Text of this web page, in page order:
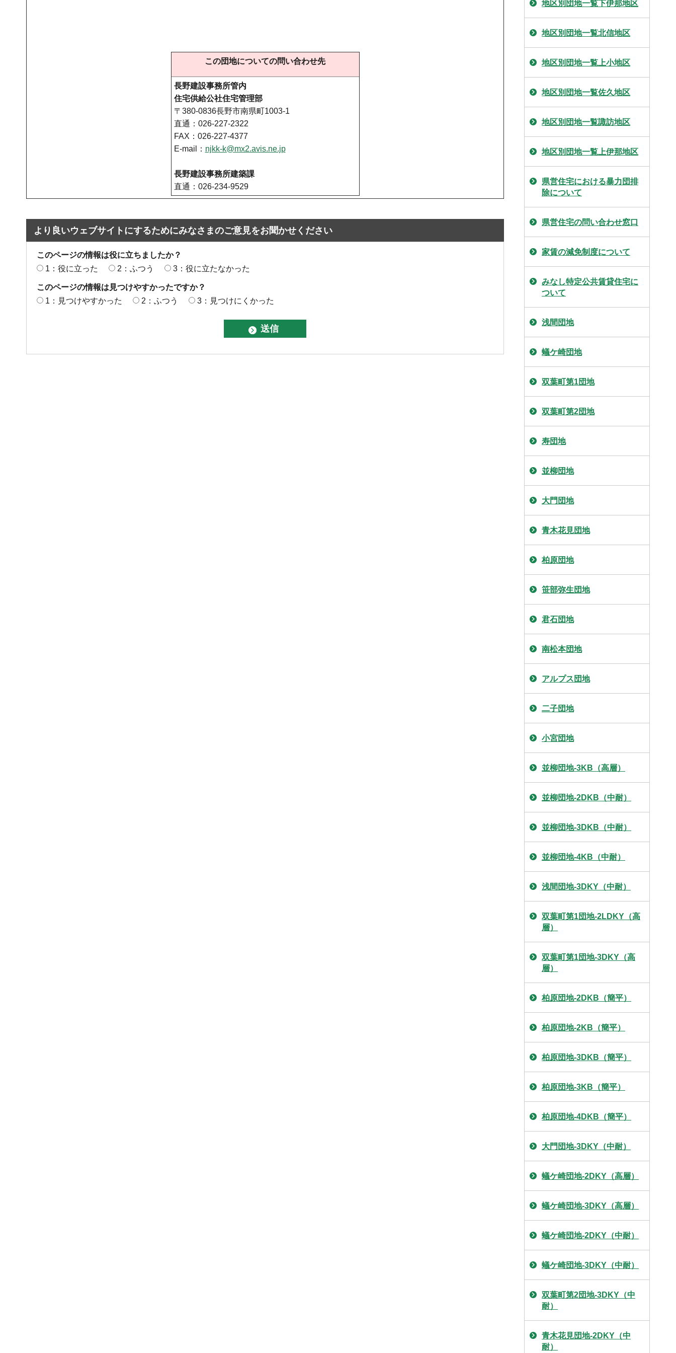
この団地についての問い合わせ先
長野建設事務所管内
住宅供給公社住宅管理部
〒380-0836長野市南県町1003-1
直通：026-227-2322
FAX：026-227-4377
E-mail： njkk-k@mx2.avis.ne.jp
長野建設事務所建築課
直通：026-234-9529
より良いウェブサイトにするためにみなさまのご意見をお聞かせください
このページの情報は役に立ちましたか？
1：役に立った
2：ふつう 3：役に立たなかった
このページの情報は見つけやすかったですか？
1：見つけやすかった
2：ふつう 3：見つけにくかった
地区別団地一覧下伊那地区
地区別団地一覧北信地区
地区別団地一覧上小地区
地区別団地一覧佐久地区
地区別団地一覧諏訪地区
地区別団地一覧上伊那地区
県営住宅における暴力団排
除について
県営住宅の問い合わせ窓口
家賃の減免制度について
みなし特定公共賃貸住宅に
ついて
浅間団地
蟻ケ崎団地
双葉町第1団地
双葉町第2団地
寿団地
並柳団地
大門団地
青木花見団地
柏原団地
笹部弥生団地
君石団地
南松本団地
アルプス団地
二子団地
小宮団地
並柳団地-3KB（高層）
並柳団地-2DKB（中耐）
並柳団地-3DKB（中耐）
並柳団地-4KB（中耐）
浅間団地-3DKY（中耐）
双葉町第1団地-2LDKY（高
層）
双葉町第1団地-3DKY（高
層）
柏原団地-2DKB（簡平）
柏原団地-2KB（簡平）
柏原団地-3DKB（簡平）
柏原団地-3KB（簡平）
柏原団地-4DKB（簡平）
大門団地-3DKY（中耐）
蟻ケ崎団地-2DKY（高層）
蟻ケ崎団地-3DKY（高層）
蟻ケ崎団地-2DKY（中耐）
蟻ケ崎団地-3DKY（中耐）
双葉町第2団地-3DKY（中
耐）
青木花見団地-2DKY（中
耐）